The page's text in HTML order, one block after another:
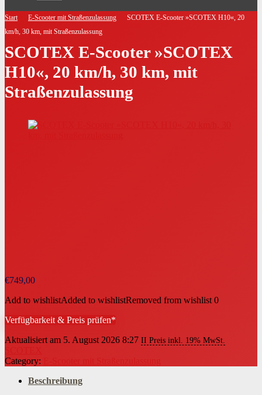
Start E-Scooter mit Straßenzulassung
SCOTEX E-Scooter »SCOTEX H10«, 20
km/h, 30 km, mit Straßenzulassung
SCOTEX E-Scooter »SCOTEX
H10«, 20 km/h, 30 km, mit
Straßenzulassung
€749,00
Add to wishlistAdded to wishlistRemoved from wishlist 0
Verfügbarkeit & Preis prüfen*
Aktualisiert am 5. August 2026 8:27 II Preis inkl. 19% MwSt.
Category:
Beschreibung